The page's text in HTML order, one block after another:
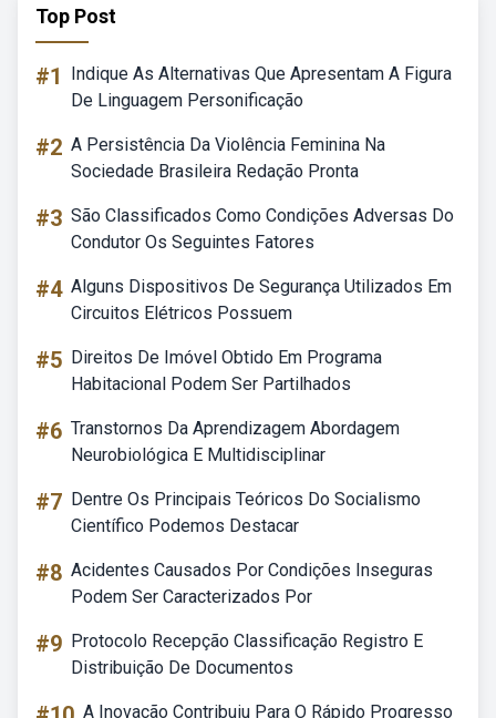
Top Post
#1
Indique As Alternativas Que Apresentam A Figura
De Linguagem Personificação
#2 A Persistência Da Violência Feminina Na
Sociedade Brasileira Redação Pronta
#3 São Classificados Como Condições Adversas Do
Condutor Os Seguintes Fatores
#4 Alguns Dispositivos De Segurança Utilizados Em
Circuitos Elétricos Possuem
#5 Direitos De Imóvel Obtido Em Programa
Habitacional Podem Ser Partilhados
#6 Transtornos Da Aprendizagem Abordagem
Neurobiológica E Multidisciplinar
#7 Dentre Os Principais Teóricos Do Socialismo
Científico Podemos Destacar
#8 Acidentes Causados Por Condições Inseguras
Podem Ser Caracterizados Por
#9 Protocolo Recepção Classificação Registro E
Distribuição De Documentos
A Inovação Contribuiu Para O Rápido Progresso